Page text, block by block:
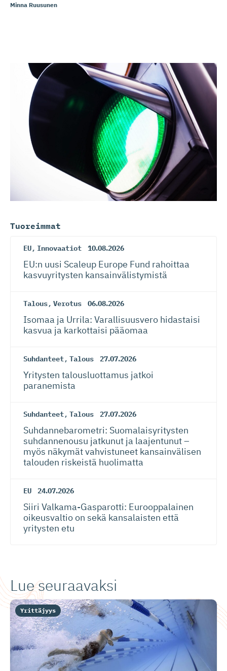
Minna Ruusunen
Tuoreimmat
EU, Innovaatiot 10.08.2026
EU:n uusi Scaleup Europe Fund rahoittaa
kasvuyritysten kansainvä­lis­tymistä
Talous, Verotus 06.08.2026
Isomaa ja Urrila: Varallisuusvero hidastaisi
kasvua ja karkottaisi pääomaa
Suhdanteet, Talous 27.07.2026
Yritysten talousluottamus jatkoi
paranemista
Suhdanteet, Talous 27.07.2026
Suhdanneba­ro­metri: Suomalaisy­ri­tysten
suhdannenousu jatkunut ja laajentunut –
myös näkymät vahvistuneet kansainvälisen
talouden riskeistä huolimatta
EU 24.07.2026
Siiri Valkama-Gas­pa­rotti: Eurooppalainen
oikeusvaltio on sekä kansalaisten että
yritysten etu
Lue seuraavaksi
Yrittäjyys